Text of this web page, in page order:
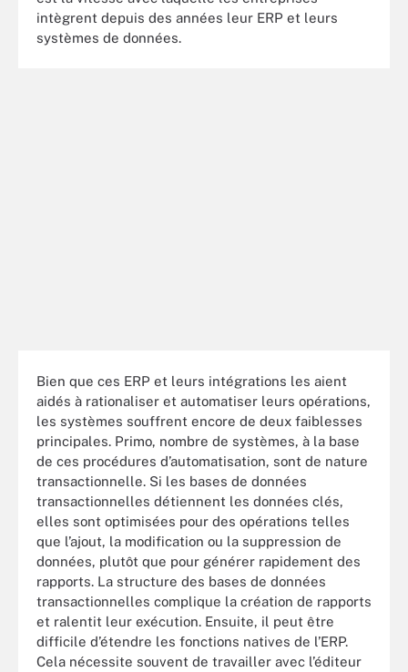
intègrent depuis des années leur ERP et leurs
systèmes de données.
Bien que ces ERP et leurs intégrations les aient
aidés à rationaliser et automatiser leurs opérations,
les systèmes souffrent encore de deux faiblesses
principales. Primo, nombre de systèmes, à la base
de ces procédures d’automatisation, sont de nature
transactionnelle. Si les bases de données
transactionnelles détiennent les données clés,
elles sont optimisées pour des opérations telles
que l’ajout, la modification ou la suppression de
données, plutôt que pour générer rapidement des
rapports. La structure des bases de données
transactionnelles complique la création de rapports
et ralentit leur exécution. Ensuite, il peut être
difficile d’étendre les fonctions natives de l’ERP.
Cela nécessite souvent de travailler avec l’éditeur